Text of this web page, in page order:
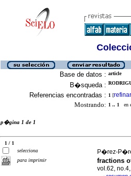
Base de datos : article
B�squeda :
Referencias encontradas : 1 [refinar
Mostrando: 1 .. 1 en
p�gina 1 de 1
1 / 1
selecciona
para imprimir
P�rez-
fractions
vol.62,